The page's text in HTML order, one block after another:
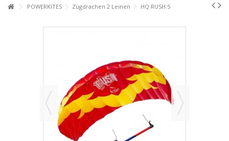
POWERKITES Zugdrachen 2 Leinen HQ RUSH 5